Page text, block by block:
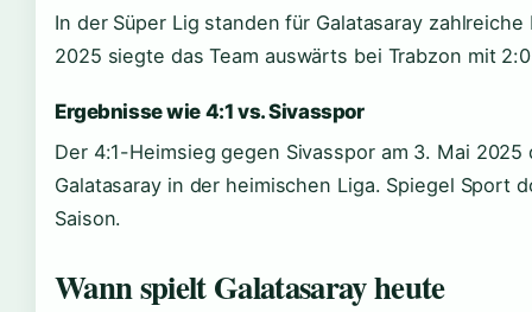
In der Süper Lig standen für Galatasaray
2025 siegte das Team auswärts bei Trabzon mit
Ergebnisse wie 4:1 vs. Sivasspor
Der 4:1-Heimsieg gegen Sivasspor am 3. Mai
Galatasaray in der heimischen Liga. Spiegel Sport
Saison.
Wann spielt Galatasaray heute